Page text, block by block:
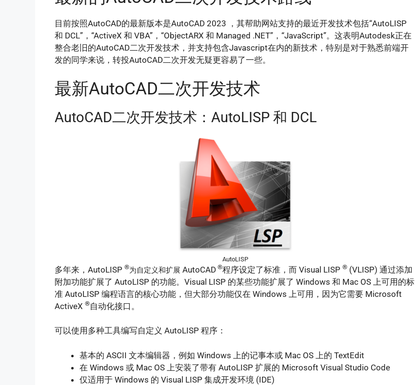
目前按照AutoCAD的最新版本是AutoCAD 2023 ，其帮助网站支持的最近开发技术包括“AutoLISP
和 DCL”，“ActiveX 和 VBA”，“ObjectARX 和 Managed .NET”，“JavaScript”。这表明Autodesk正在
整合老旧的AutoCAD二次开发技术，并支持包含Javascript在内的新技术，特别是对于熟悉前端开
发的同学来说，转投AutoCAD二次开发无疑更容易了一些。
最新AutoCAD二次开发技术
AutoCAD二次开发技术：AutoLISP 和 DCL
AutoLISP
多年来，AutoLISP ®为自定义和扩展 AutoCAD ®程序设定了标准，而 Visual LISP ® (VLISP) 通过添加
附加功能扩展了 AutoLISP 的功能。Visual LISP 的某些功能扩展了 Windows 和 Mac OS 上可用的标
准 AutoLISP 编程语言的核心功能，但大部分功能仅在 Windows 上可用，因为它需要 Microsoft
ActiveX ®自动化接口。
可以使用多种工具编写自定义 AutoLISP 程序：
基本的 ASCII 文本编辑器，例如 Windows 上的记事本或 Mac OS 上的 TextEdit
在 Windows 或 Mac OS 上安装了带有 AutoLISP 扩展的 Microsoft Visual Studio Code
仅适用于 Windows 的 Visual LISP 集成开发环境 (IDE)